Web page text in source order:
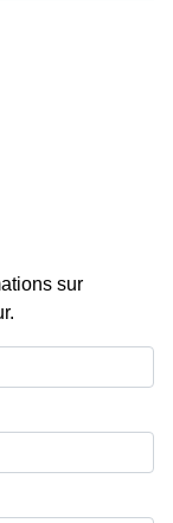
sur